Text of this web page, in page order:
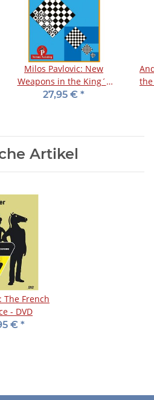
Milos Pavlovic: New
Weapons in the King´s
Indian
27,95 € *
Artikel
The French
- DVD
€ *